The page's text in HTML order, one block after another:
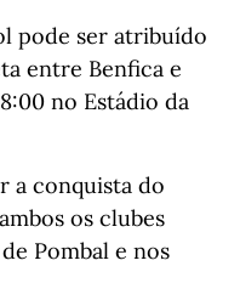
pode ser atribuído
entre Benfica e
no Estádio da
a conquista do
os clubes
Pombal e nos